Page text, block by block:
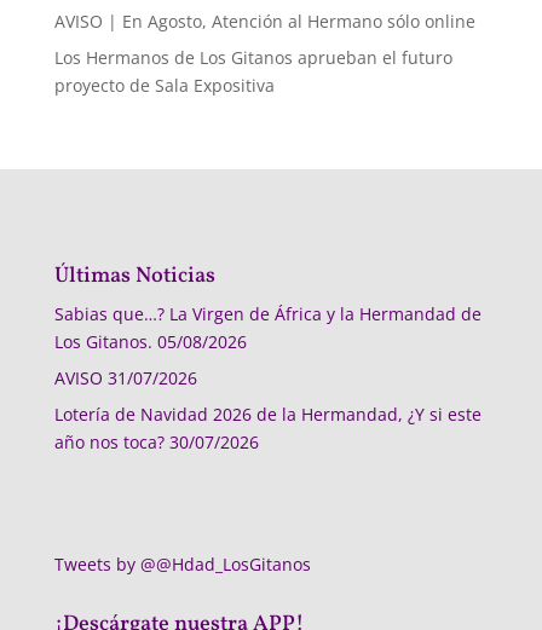
AVISO | En Agosto, Atención al Hermano sólo online
Los Hermanos de Los Gitanos aprueban el futuro
proyecto de Sala Expositiva
Últimas Noticias
Sabias que…? La Virgen de África y la Hermandad de
Los Gitanos. 05/08/2026
AVISO 31/07/2026
Lotería de Navidad 2026 de la Hermandad, ¿Y si este
año nos toca? 30/07/2026
Tweets by @@Hdad_LosGitanos